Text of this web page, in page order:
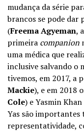
mudança da série
brancos se pode dar
(Freema Agyeman,
primeira companion
uma médica que
inclusive salvando o
tivemos, em 2017, a
Mackie), e em 2018
Cole) e Yasmin
Yas são
representatividade,